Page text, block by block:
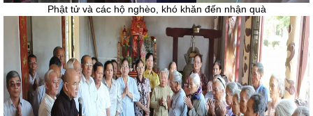
Phật tử và các hộ nghèo, khó khăn đến nhận quà